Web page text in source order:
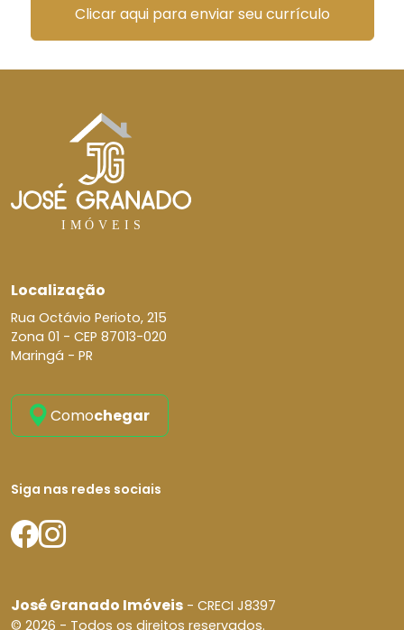
Clicar aqui para enviar seu currículo
Localização
Rua Octávio Perioto, 215
Zona 01 - CEP 87013-020
Maringá - PR
Comochegar
Siga nas redes sociais
José Granado Imóveis - CRECI J8397
© 2026 - Todos os direitos reservados.